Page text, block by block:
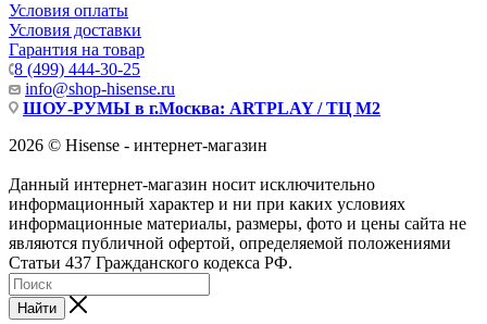
Условия оплаты
Условия доставки
Гарантия на товар
8 (499) 444-30-25
info@shop-hisense.ru
ШОУ-РУМЫ в г.Москва: ARTPLAY / ТЦ М2
2026 © Hisense - интернет-магазин
Данный интернет-магазин носит исключительно
информационный характер и ни при каких условиях
информационные материалы, размеры, фото и цены сайта не
являются публичной офертой, определяемой положениями
Статьи 437 Гражданского кодекса РФ.
Найти